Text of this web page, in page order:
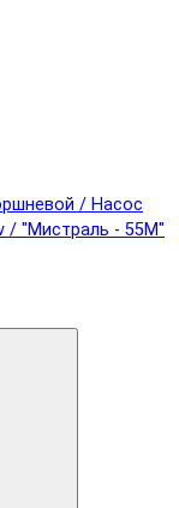
/ Насос
/ "Мистраль - 55М"